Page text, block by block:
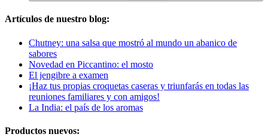
Artículos de nuestro blog:
Chutney: una salsa que mostró al mundo un abanico de
sabores
Novedad en Piccantino: el mosto
El jengibre a examen
¡Haz tus propias croquetas caseras y triunfarás en todas las
reuniones familiares y con amigos!
La India: el país de los aromas
Productos nuevos: